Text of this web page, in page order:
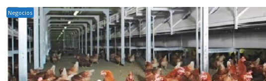
Negocios